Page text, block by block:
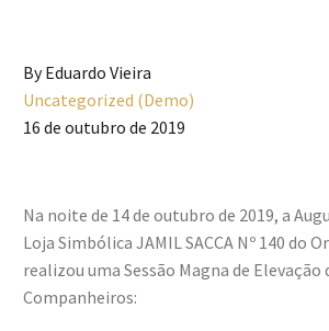
By Eduardo Vieira
Uncategorized (Demo)
16 de outubro de 2019
Na noite de 14 de outubro de 2019, a
Loja Simbólica JAMIL SACCA Nº 140 do
realizou uma Sessão Magna de Elevação
Companheiros: